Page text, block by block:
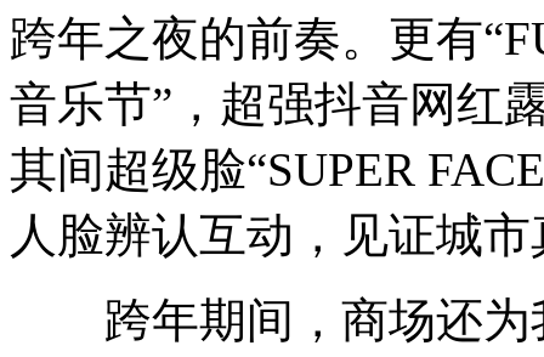
跨年之夜的前奏。更有
音乐节”，超强抖音网红
其间超级脸“SUPER
人脸辨认互动，见证城
跨年期间，商场还为